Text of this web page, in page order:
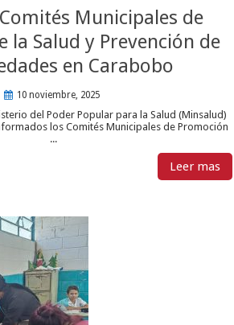
Municipales de
la Salud y Prevención de
en Carabobo
10 noviembre, 2025
del Poder Popular para la Salud (Minsalud)
los Comités Municipales de Promoción
...
Leer mas